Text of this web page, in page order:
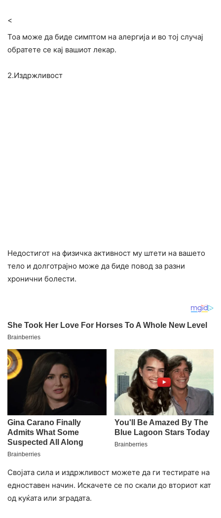
<
Тоа може да биде симптом на алергија и во тој случај
обратете се кај вашиот лекар.
2.Издржливост
Недостигот на физичка активност му штети на вашето
тело и долготрајно може да биде повод за разни
хронични болести.
Својата сила и издржливост можете да ги тестирате на
едноставен начин. Искачете се по скали до вториот кат
од куќата или зградата.